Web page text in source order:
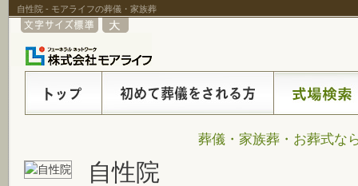
自性院 - モアライフの葬儀・家族葬
葬儀・家族葬・お葬式な
自性院